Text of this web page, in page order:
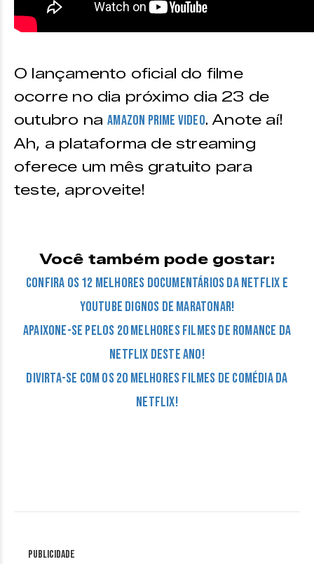
O lançamento oficial do filme
ocorre no dia próximo dia 23 de
outubro naAmazon Prime Video. Anote aí!
Ah, a plataforma de streaming
oferece um mês gratuito para
teste, aproveite!
Você também pode gostar:
Confira os 12 Melhores Documentários da Netflix e
Youtube dignos de maratonar!
Apaixone-se pelos 20 Melhores Filmes de Romance da
Netflix deste ano!
Divirta-se com os 20 melhores filmes de comédia da
Netflix!
Publicidade